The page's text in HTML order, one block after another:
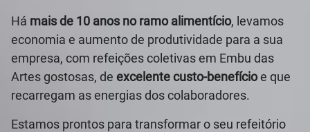
Há mais de 10 anos no ramo alimentício, levamos
economia e aumento de produtividade para a sua
empresa, com refeições coletivas em Embu das
Artes gostosas, de excelente custo-benefícioe que
recarregam as energias dos colaboradores.
Estamos prontos para transformar o seu refeitório